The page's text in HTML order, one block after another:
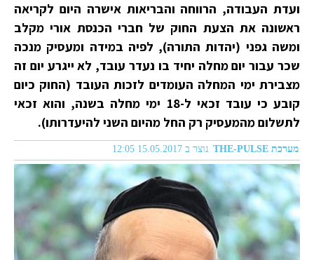
ועדת העבודה, הרווחה והבריאות אישרה היום לקריאה
ראשונה את הצעת החוק של חברי הכנסת אורי מקלב
ומשה גפני (יהדות התורה), לפיה במידה ומעסיק מנכה
שכר עבור יום מחלה יחיד בו נעדר עובד, לא ייגרע יום זה
מצבירת ימי המחלה העומדים לזכות העובד (החוק כיום
קובע כי עובד זכאי ל-18 ימי מחלה בשנה, והוא זכאי
לתשלום מהמעסיק רק החל מהיום השני להיעדרותו).
מערכת THE-PULSE נוצר ב 15.05.2017 12:05